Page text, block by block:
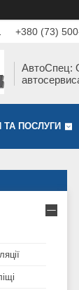
+380 (73)
АвтоСпец:
ТА ПОСЛУГИ